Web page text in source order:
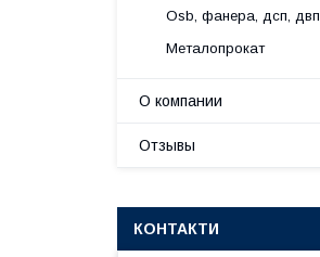
Osb, фанера, дсп, двп
Металопрокат
О компании
Отзывы
КОНТАКТИ